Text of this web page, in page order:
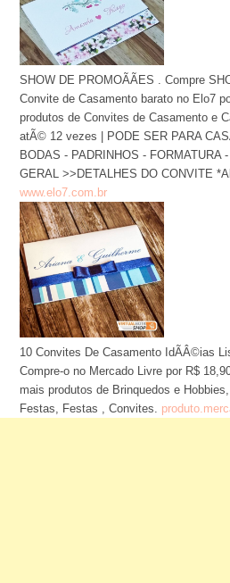
SHOW DE PROMOÃÃES . Compre
Convite de Casamento barato no Elo7
produtos de Convites de Casamento e
atÃ© 12 vezes | PODE SER PARA
BODAS - PADRINHOS - FORMATURA -
GERAL >>DETALHES DO CONVITE
www.elo7.com.br
10 Convites De Casamento IdÃÂ©ias
Compre-o no Mercado Livre por R$
mais produtos de Brinquedos e
Festas, Festas , Convites.